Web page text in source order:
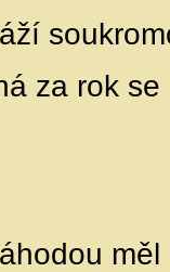
za rok